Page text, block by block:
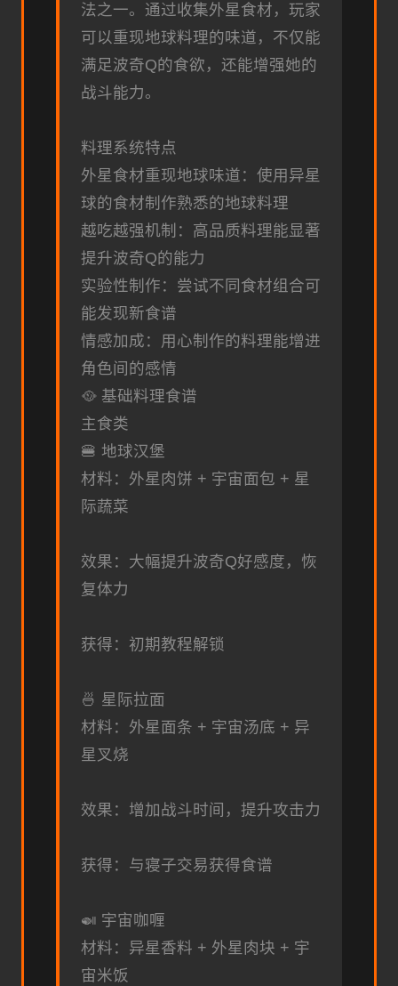
法之一。通过收集外星食材，玩家
可以重现地球料理的味道，不仅能
满足波奇Q的食欲，还能增强她的
战斗能力。
料理系统特点
外星食材重现地球味道：使用异星
球的食材制作熟悉的地球料理
越吃越强机制：高品质料理能显著
提升波奇Q的能力
实验性制作：尝试不同食材组合可
能发现新食谱
情感加成：用心制作的料理能增进
角色间的感情
🥘 基础料理食谱
主食类
🍔 地球汉堡
材料：外星肉饼 + 宇宙面包 + 星
际蔬菜
效果：大幅提升波奇Q好感度，恢
复体力
获得：初期教程解锁
🍜 星际拉面
材料：外星面条 + 宇宙汤底 + 异
星叉烧
效果：增加战斗时间，提升攻击力
获得：与寝子交易获得食谱
🍛 宇宙咖喱
材料：异星香料 + 外星肉块 + 宇
宙米饭